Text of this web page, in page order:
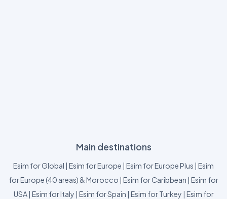
Main destinations
Esim for Global | Esim for Europe | Esim for Europe Plus | Esim
for Europe (40 areas) & Morocco | Esim for Caribbean | Esim for
USA| Esim for Italy | Esim for Spain | Esim for Turkey | Esim for